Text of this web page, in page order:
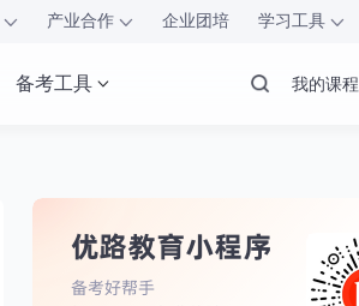
产业合作 企业团培 学习工具
备考工具 我的课程